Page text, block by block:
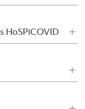
HoSPiCOVID